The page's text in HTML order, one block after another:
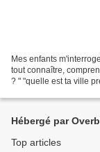
Mes enfants
tout connaître,
? " "quelle est ta ville
Hébergé par
Top articles